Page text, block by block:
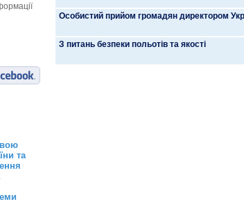
та
Особистий прийом громадян директором
З питань безпеки польотів та якості